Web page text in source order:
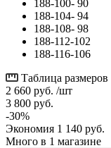
188-100- 90
188-104- 94
188-108- 98
188-112-102
188-116-106
Таблица размеров
2 660 руб. /шт
3 800 руб.
-30%
Экономия 1 140 руб.
Много в 1 магазине